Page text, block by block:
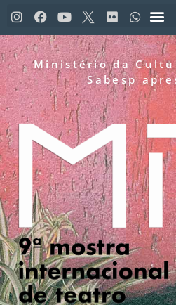
Ministério da
Sabesp